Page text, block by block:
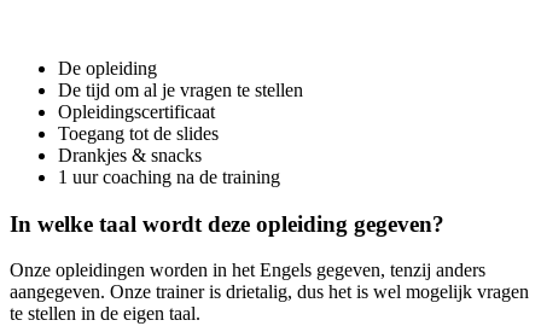
De opleiding
De tijd om al je vragen te stellen
Opleidingscertificaat
Toegang tot de slides
Drankjes & snacks
1 uur coaching na de training
In welke taal wordt deze opleiding gegeven?
Onze opleidingen worden in het Engels gegeven, tenzij anders
aangegeven. Onze trainer is drietalig, dus het is wel mogelijk vragen
te stellen in de eigen taal.